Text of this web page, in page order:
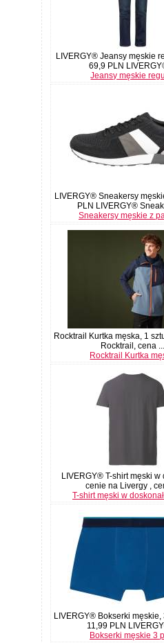
LIVERGY® Jeansy męskie
69,9 PLN
Jeansy męskie
LIVERGY® Sneakersy
PLN LIVERGY®
Sneakersy męskie z
Rocktrail Kurtka męska, 1
Rocktrail, cena ...
Rocktrail Kurtka
LIVERGY® T-shirt męski w
cenie na Livergy ,
T-shirt męski w
LIVERGY® Bokserki męskie,
11,99 PLN
Bokserki męskie 3